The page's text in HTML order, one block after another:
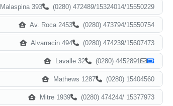
Malaspina 393 (0280) 472489/15324014/15550229
Av. Roca 2453 (0280) 473794/15550754
Alvarracin 494 (0280) 474239/15607473
Lavalle 32 (0280) 4452891
Mathews 1287 (0280) 15404560
Mitre 1939 (0280) 474244/ 15377973